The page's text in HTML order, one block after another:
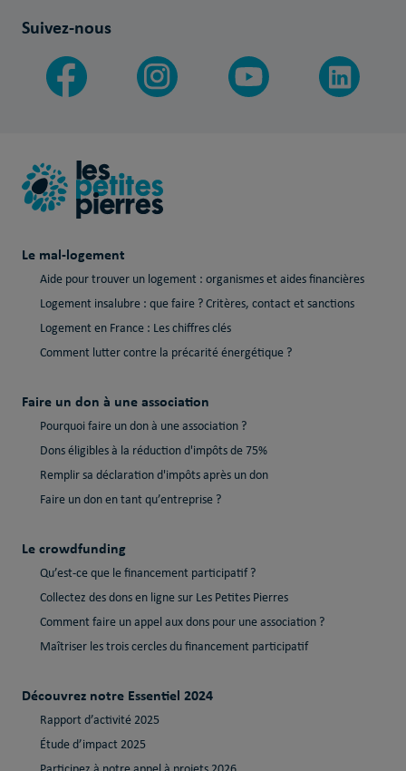
Suivez-nous
Le mal-logement
Aide pour trouver un logement : organismes et aides financières
Logement insalubre : que faire ? Critères, contact et sanctions
Logement en France : Les chiffres clés
Comment lutter contre la précarité énergétique ?
Faire un don à une association
Pourquoi faire un don à une association ?
Dons éligibles à la réduction d'impôts de 75%
Remplir sa déclaration d'impôts après un don
Faire un don en tant qu’entreprise ?
Le crowdfunding
Qu’est-ce que le financement participatif ?
Collectez des dons en ligne sur Les Petites Pierres
Comment faire un appel aux dons pour une association ?
Maîtriser les trois cercles du financement participatif
Découvrez notre Essentiel 2024
Rapport d’activité 2025
Étude d’impact 2025